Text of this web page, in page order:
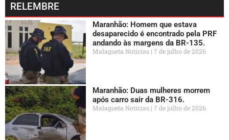
RELEMBRE
Maranhão: Homem que estava
desaparecido é encontrado pela PRF
andando às margens da BR-135.
Malagueta Notícias 7 de julho de 2026
Maranhão: Duas mulheres morrem
após carro sair da BR-316.
Malagueta Notícias 7 de julho de 2026